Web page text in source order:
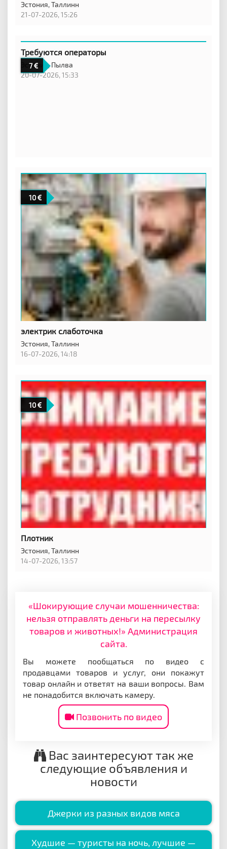
Эстония,Таллинн
21-07-2026, 15:26
7
Требуются операторы
Эстония,Пылва
20-07-2026, 15:33
10
электрик слаботочка
Эстония,Таллинн
16-07-2026, 14:18
10
Плотник
Эстония,Таллинн
14-07-2026, 13:57
«Шокирующие случаи мошенничества:
нельзя отправлять деньги на пересылку
товаров и животных!» Администрация
сайта.
Вы можете пообщаться по видео с
продавцами товаров и услуг, они покажут
товар онлайн и ответят на ваши вопросы. Вам
не понадобится включать камеру.
Позвонить по видео
Вас заинтересуют так же
следующие объявления и
новости
Джерки из разных видов мяса
Худшие — туристы на ночь, лучшие —